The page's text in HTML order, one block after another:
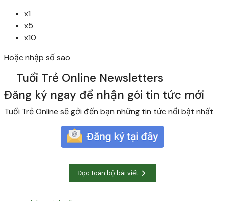
x1
x5
x10
Hoặc nhập số sao
Tuổi Trẻ Online Newsletters
Đăng ký ngay để nhận gói tin tức mới
Tuổi Trẻ Online sẽ gởi đến bạn những tin tức nổi bật nhất
Đọc toàn bộ bài viết